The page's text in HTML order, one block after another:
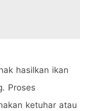
hasilkan ikan
Proses
ketuhar atau